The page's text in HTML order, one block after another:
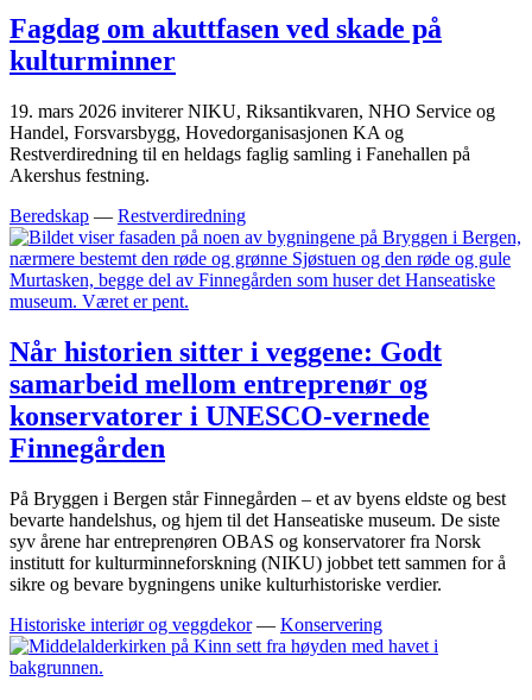
Fagdag om akuttfasen ved skade på
kulturminner
19. mars 2026 inviterer NIKU, Riksantikvaren, NHO Service og
Handel, Forsvarsbygg, Hovedorganisasjonen KA og
Restverdiredning til en heldags faglig samling i Fanehallen på
Akershus festning.
Beredskap — Restverdiredning
Når historien sitter i veggene: Godt
samarbeid mellom entreprenør og
konservatorer i UNESCO-vernede
Finnegården
På Bryggen i Bergen står Finnegården – et av byens eldste og best
bevarte handelshus, og hjem til det Hanseatiske museum. De siste
syv årene har entreprenøren OBAS og konservatorer fra Norsk
institutt for kulturminneforskning (NIKU) jobbet tett sammen for å
sikre og bevare bygningens unike kulturhistoriske verdier.
Historiske interiør og veggdekor — Konservering